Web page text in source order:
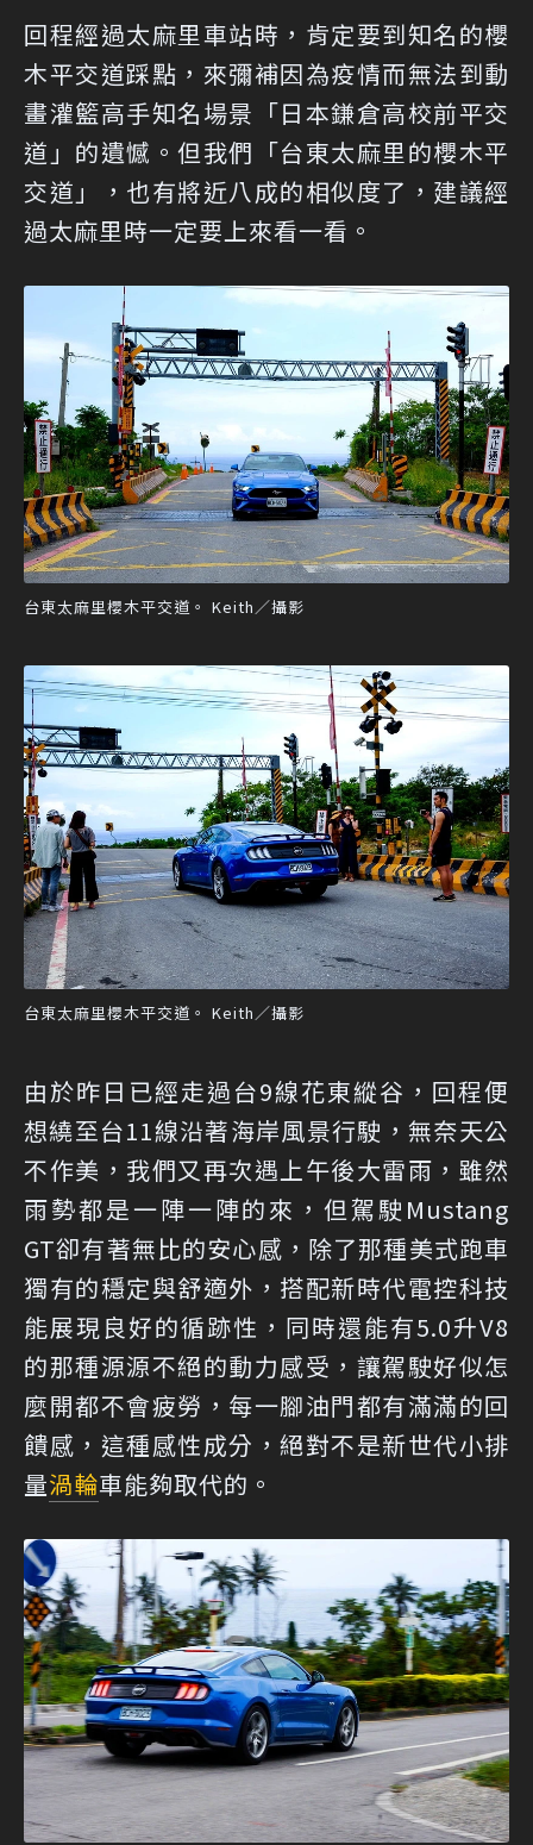
回程經過太麻里車站時，肯定要到知名的櫻
木平交道踩點，來彌補因為疫情而無法到動
畫灌籃高手知名場景「日本鎌倉高校前平交
道」的遺憾。但我們「台東太麻里的櫻木平
交道」，也有將近八成的相似度了，建議經
過太麻里時一定要上來看一看。
台東太麻里櫻木平交道。 Keith／攝影
台東太麻里櫻木平交道。 Keith／攝影
由於昨日已經走過台9線花東縱谷，回程便
想繞至台11線沿著海岸風景行駛，無奈天公
不作美，我們又再次遇上午後大雷雨，雖然
雨勢都是一陣一陣的來，但駕駛Mustang
GT卻有著無比的安心感，除了那種美式跑車
獨有的穩定與舒適外，搭配新時代電控科技
能展現良好的循跡性，同時還能有5.0升V8
的那種源源不絕的動力感受，讓駕駛好似怎
麼開都不會疲勞，每一腳油門都有滿滿的回
饋感，這種感性成分，絕對不是新世代小排
量渦輪車能夠取代的。